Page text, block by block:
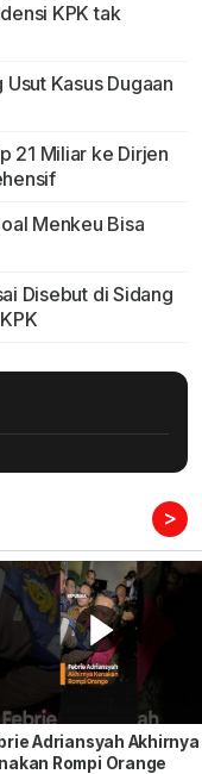
KPK tak
Kasus Dugaan
21 Miliar ke Dirjen
Menkeu Bisa
Disebut di Sidang
>
Adriansyah Akhirnya
Rompi Orange